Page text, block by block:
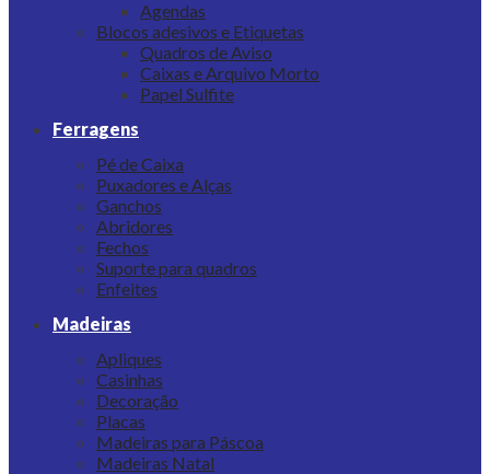
Agendas
Blocos adesivos e Etiquetas
Quadros de Aviso
Caixas e Arquivo Morto
Papel Sulfite
Ferragens
Pé de Caixa
Puxadores e Alças
Ganchos
Abridores
Fechos
Suporte para quadros
Enfeites
Madeiras
Apliques
Casinhas
Decoração
Placas
Madeiras para Páscoa
Madeiras Natal